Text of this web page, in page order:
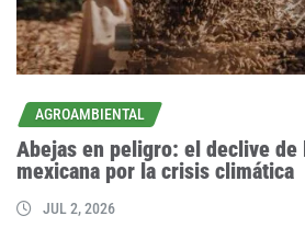
AGROAMBIENTAL
Abejas en peligro: el declive de
mexicana por la crisis climática
JUL 2, 2026